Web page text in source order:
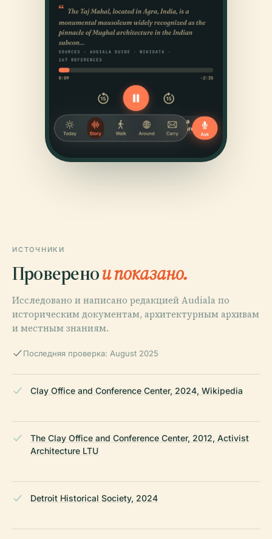
ИСТОЧНИКИ
Проверенои показано.
Исследовано и написано редакцией Audiala по
историческим документам, архитектурным архивам
и местным знаниям.
Последняя проверка: August 2025
Clay Office and Conference Center, 2024, Wikipedia
The Clay Office and Conference Center, 2012, Activist
Architecture LTU
Detroit Historical Society, 2024